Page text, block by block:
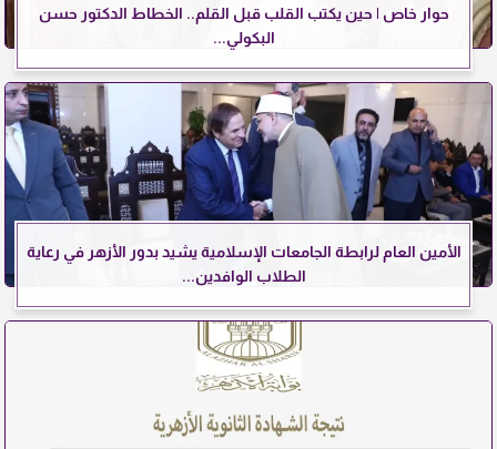
حوار خاص | حين يكتب القلب قبل القلم.. الخطاط الدكتور حسن
البكولي...
الأمين العام لرابطة الجامعات الإسلامية يشيد بدور الأزهر في رعاية
الطلاب الوافدين...